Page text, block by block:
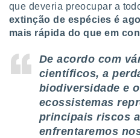
dados
que deveria preocupar a
extinção de espécies é
mais rápida do que em
De acordo com
científicos, a
biodiversidade e
ecossistemas
principais riscos
enfrentaremos